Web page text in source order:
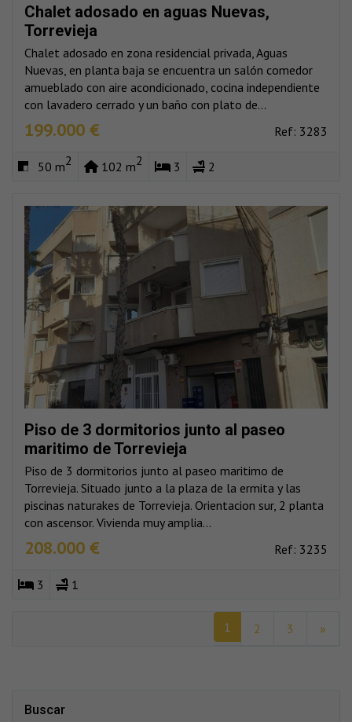
Chalet adosado en aguas Nuevas,
Torrevieja
Chalet adosado en zona residencial privada, Aguas
Nuevas, en planta baja se encuentra un salón comedor
amueblado con aire acondicionado, cocina independiente
con lavadero cerrado y un baño con plato de...
199.000 € Ref: 3283
50 m2 102 m2 3 2
Piso de 3 dormitorios junto al paseo
maritimo de Torrevieja
Piso de 3 dormitorios junto al paseo maritimo de
Torrevieja. Situado junto a la plaza de la ermita y las
piscinas naturakes de Torrevieja. Orientacion sur, 2 planta
con ascensor. Vivienda muy amplia...
208.000 € Ref: 3235
3 1
1 2 3 »
Buscar